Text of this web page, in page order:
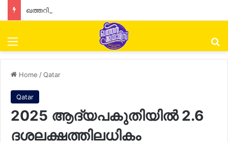
Menu
Home /Qatar
Qatar
2025 ആദ്യപകുതിയിൽ 2.6
ദശലക്ഷത്തിലധികം